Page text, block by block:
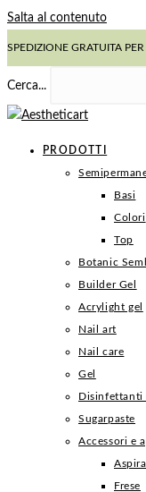
Salta al contenuto
SPEDIZIONE GRATUITA
Cerca...
PRODOTTI
Basi
Colori
Top
Botanic
Builder Gel
Acrylight gel
Nail art
Nail care
Gel
Disinfettanti
Sugarpaste
Accessori e
Frese